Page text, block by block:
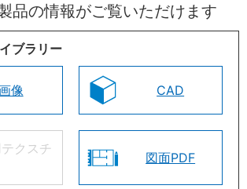
品の情報がご覧いただけます
ブラリー
像 CAD
クスチ
図面PDF